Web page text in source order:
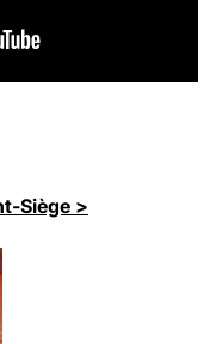
Siège >